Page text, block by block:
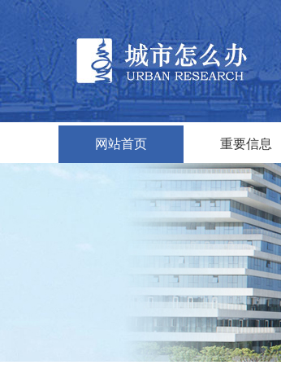
网站首页 重要信息